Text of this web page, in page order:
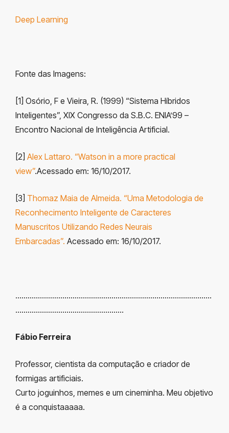
Deep Learning
Fonte das Imagens:
[1] Osório, F e Vieira, R. (1999) “Sistema Híbridos
Inteligentes”, XIX Congresso da S.B.C. ENIA’99 –
Encontro Nacional de Inteligência Artificial.
[2] Alex Lattaro. “Watson in a more practical
view”.Acessado em: 16/10/2017.
[3] Thomaz Maia de Almeida. “Uma Metodologia de
Reconhecimento Inteligente de Caracteres
Manuscritos Utilizando Redes Neurais
Embarcadas”. Acessado em: 16/10/2017.
……………………………………………………………………………………
……………………………………………..
Fábio Ferreira
Professor, cientista da computação e criador de
formigas artificiais.
Curto joguinhos, memes e um cineminha. Meu objetivo
é a conquistaaaaa.